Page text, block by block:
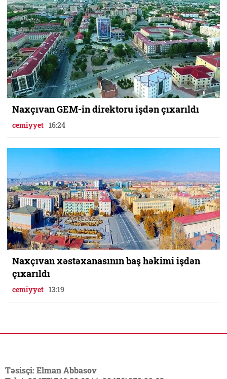
Naxçıvan GEM-in direktoru işdən çıxarıldı
cemiyyet 16:24
Naxçıvan xəstəxanasının baş həkimi işdən
çıxarıldı
cemiyyet 13:19
Təsisçi: Elman Abbasov